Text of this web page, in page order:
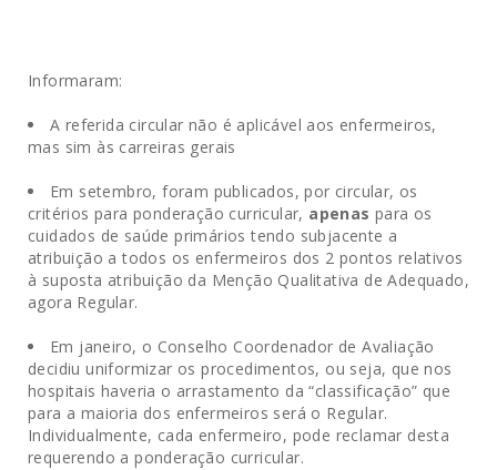
Informaram:
A referida circular não é aplicável aos enfermeiros,
mas sim às carreiras gerais
Em setembro, foram publicados, por circular, os
critérios para ponderação curricular, apenas para os
cuidados de saúde primários tendo subjacente a
atribuição a todos os enfermeiros dos 2 pontos relativos
à suposta atribuição da Menção Qualitativa de Adequado,
agora Regular.
Em janeiro, o Conselho Coordenador de Avaliação
decidiu uniformizar os procedimentos, ou seja, que nos
hospitais haveria o arrastamento da “classificação” que
para a maioria dos enfermeiros será o Regular.
Individualmente, cada enfermeiro, pode reclamar desta
requerendo a ponderação curricular.